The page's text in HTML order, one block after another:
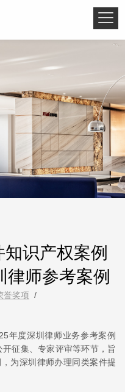
识产权案例
律师参考案例
誉奖项 /
年度深圳律师业务参考案例
开征集、专家评审等环节，旨
为深圳律师办理同类案件提